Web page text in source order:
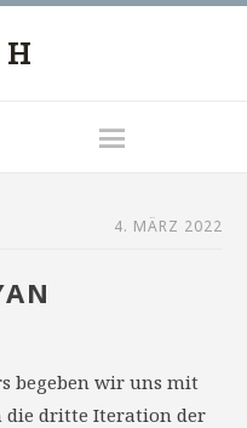
4. MÄRZ 2022
begeben wir uns mit
die dritte Iteration der